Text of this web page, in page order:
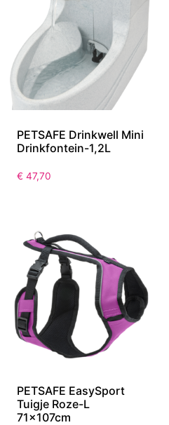
PETSAFE Drinkwell Mini
Drinkfontein-1,2L
€ 47,70
PETSAFE EasySport
Tuigje Roze-L
71x107cm